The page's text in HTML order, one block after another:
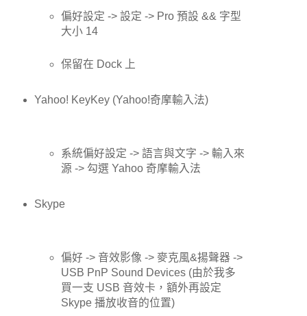
偏好設定 -> 設定 -> Pro 預設 && 字型
大小 14
保留在 Dock 上
Yahoo! KeyKey (Yahoo!奇摩輸入法)
系統偏好設定 -> 語言與文字 -> 輸入來
源 -> 勾選 Yahoo 奇摩輸入法
Skype
偏好 -> 音效影像 -> 麥克風&揚聲器 ->
USB PnP Sound Devices (由於我多
買一支 USB 音效卡，額外再設定
Skype 播放收音的位置)